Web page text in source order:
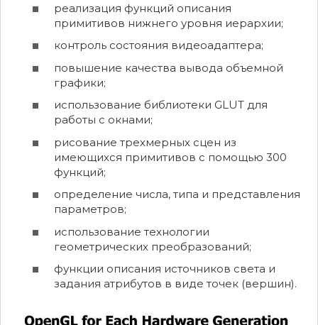
реализация функций описания
примитивов нижнего уровня иерархии;
контроль состояния видеоадаптера;
повышение качества вывода объемной
графики;
использование библиотеки GLUT для
работы с окнами;
рисование трехмерных сцен из
имеющихся примитивов с помощью 300
функций;
определение числа, типа и представления
параметров;
использование технологии
геометрических преобразований;
функции описания источников света и
задания атрибутов в виде точек (вершин).